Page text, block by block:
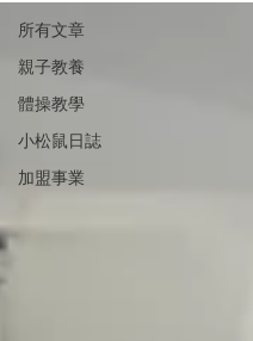
所有文章
親子教養
體操教學
小松鼠日誌
加盟事業